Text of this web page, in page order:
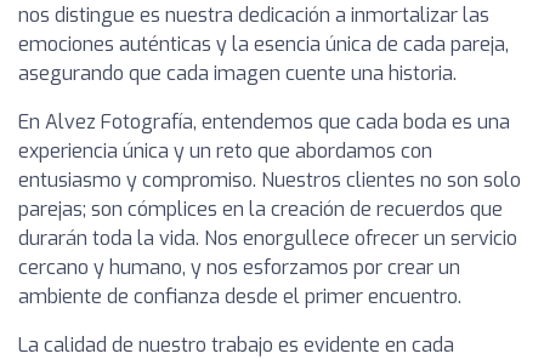
nos distingue es nuestra dedicación a inmortalizar las
emociones auténticas y la esencia única de cada pareja,
asegurando que cada imagen cuente una historia.
En Alvez Fotografía, entendemos que cada boda es una
experiencia única y un reto que abordamos con
entusiasmo y compromiso. Nuestros clientes no son solo
parejas; son cómplices en la creación de recuerdos que
durarán toda la vida. Nos enorgullece ofrecer un servicio
cercano y humano, y nos esforzamos por crear un
ambiente de confianza desde el primer encuentro.
La calidad de nuestro trabajo es evidente en cada